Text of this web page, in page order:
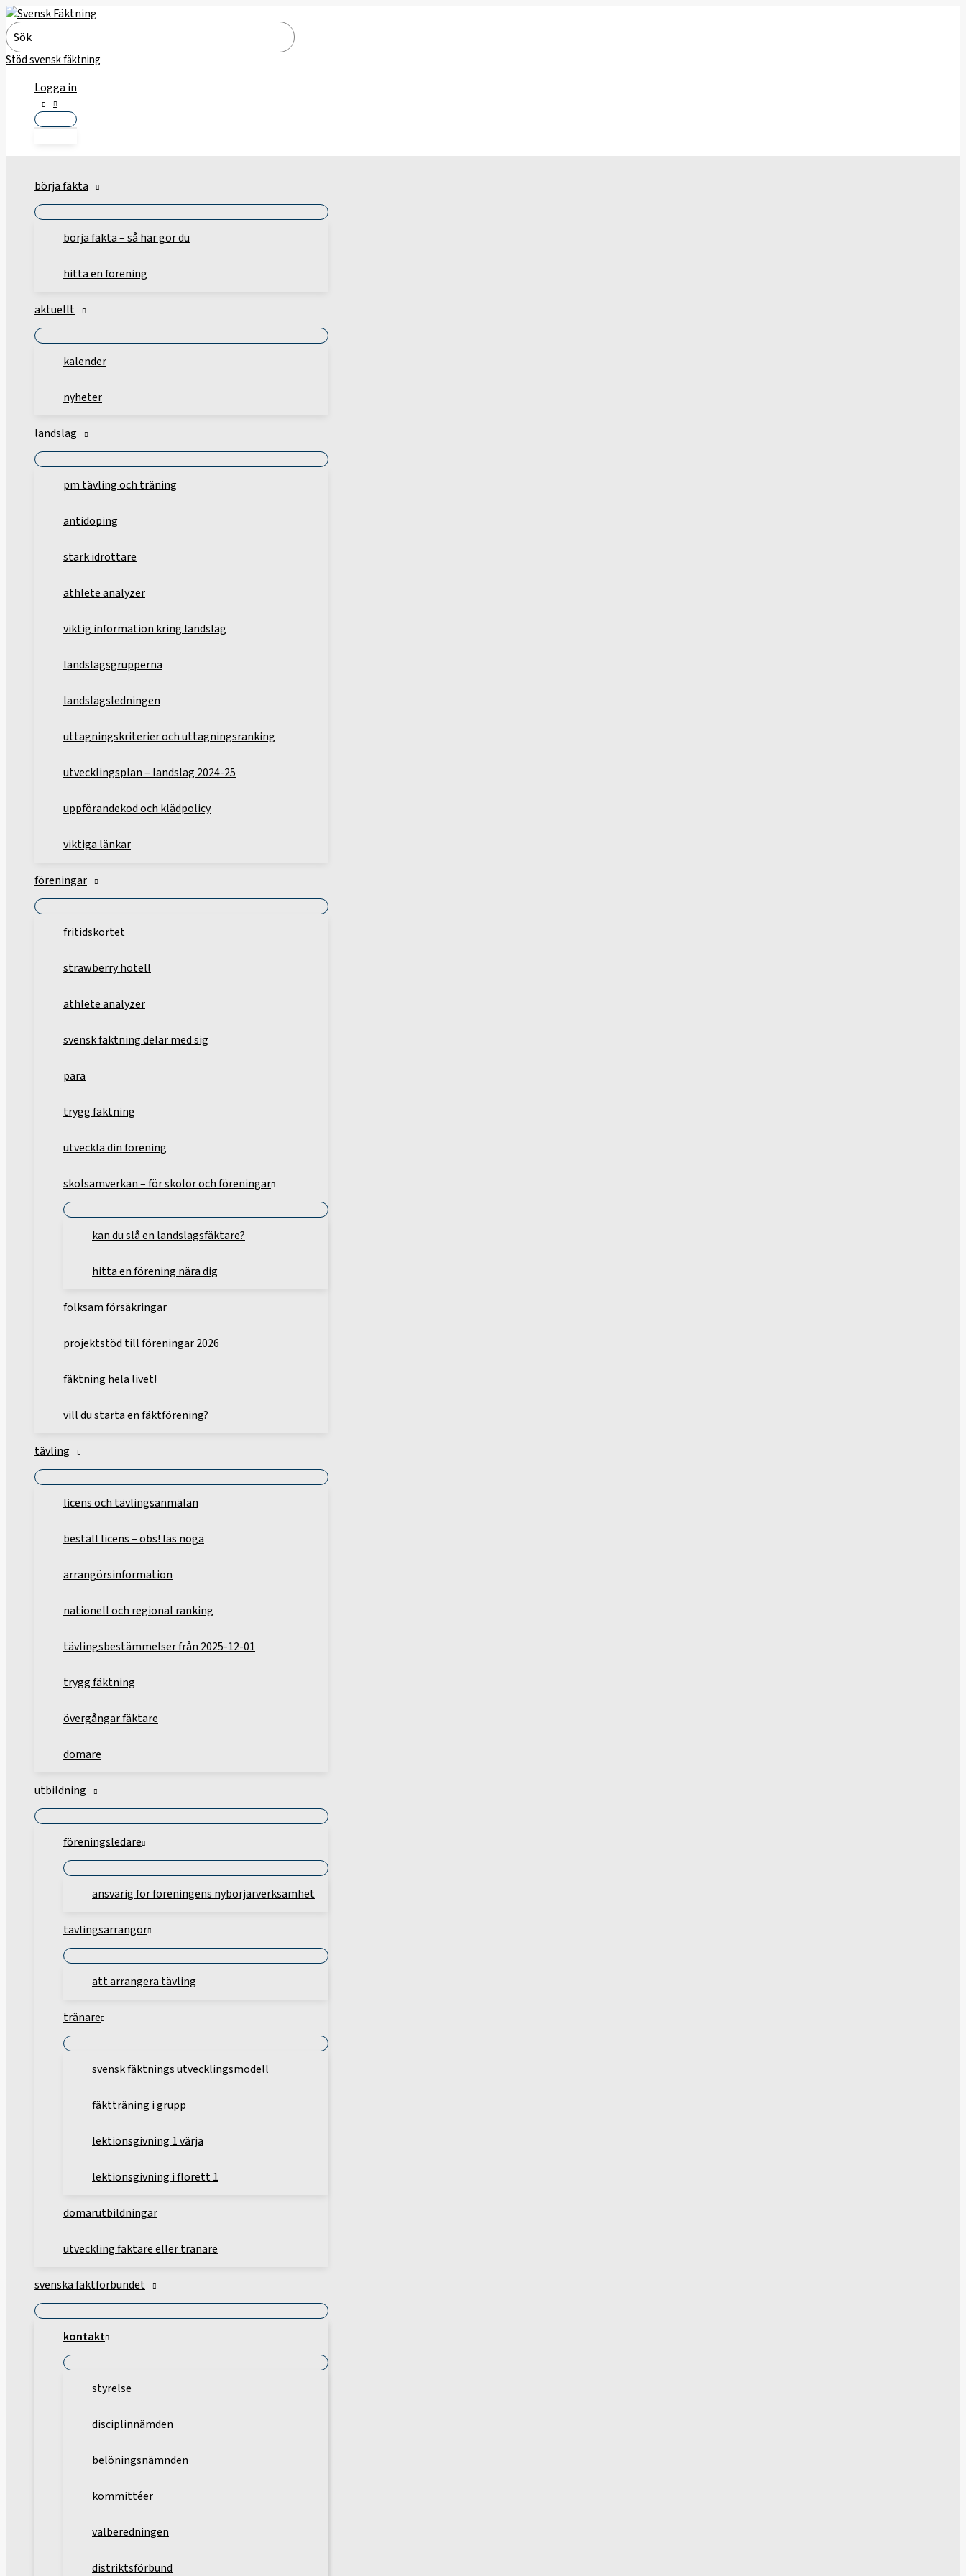
Hoppa
till
innehåll
Search
for:
Stöd svensk fäktning
Logga in
börja fäkta
börja fäkta – så här gör du
hitta en förening
aktuellt
kalender
nyheter
landslag
pm tävling och träning
antidoping
stark idrottare
athlete analyzer
viktig information kring landslag
landslagsgrupperna
landslagsledningen
uttagningskriterier och uttagningsranking
utvecklingsplan – landslag 2024-25
uppförandekod och klädpolicy
viktiga länkar
föreningar
fritidskortet
strawberry hotell
athlete analyzer
svensk fäktning delar med sig
para
trygg fäktning
utveckla din förening
skolsamverkan – för skolor och föreningar
kan du slå en landslagsfäktare?
hitta en förening nära dig
folksam försäkringar
projektstöd till föreningar 2026
fäktning hela livet!
vill du starta en fäktförening?
tävling
licens och tävlingsanmälan
beställ licens – obs! läs noga
arrangörsinformation
nationell och regional ranking
tävlingsbestämmelser från 2025-12-01
trygg fäktning
övergångar fäktare
domare
utbildning
föreningsledare
ansvarig för föreningens nybörjarverksamhet
tävlingsarrangör
att arrangera tävling
tränare
svensk fäktnings utvecklingsmodell
fäktträning i grupp
lektionsgivning 1 värja
lektionsgivning i florett 1
domarutbildningar
utveckling fäktare eller tränare
svenska fäktförbundet
kontakt
styrelse
disciplinnämden
belöningsnämnden
kommittéer
valberedningen
distriktsförbund